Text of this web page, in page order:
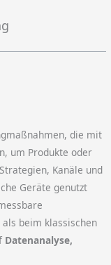
die mit
um Produkte oder
Kanäle und
Geräte genutzt
beim klassischen
Datenanalyse,